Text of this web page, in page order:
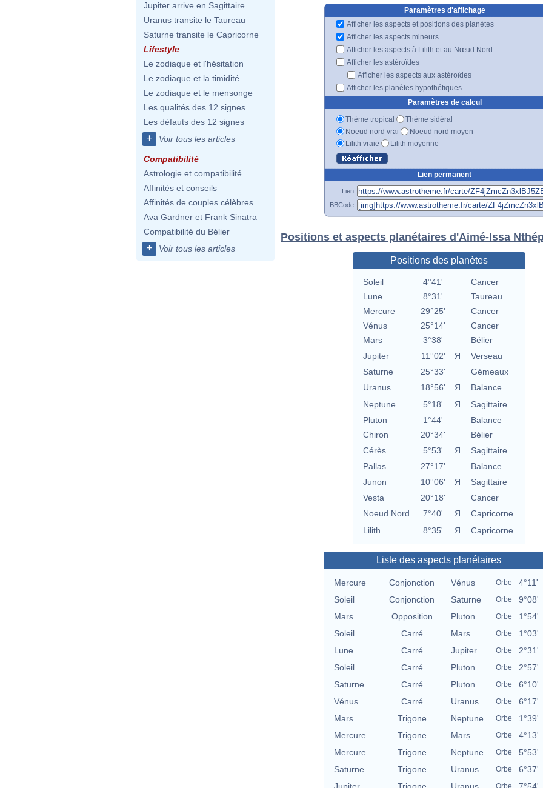
Jupiter arrive en Sagittaire
Uranus transite le Taureau
Saturne transite le Capricorne
Lifestyle
Le zodiaque et l'hésitation
Le zodiaque et la timidité
Le zodiaque et le mensonge
Les qualités des 12 signes
Les défauts des 12 signes
+ Voir tous les articles
Compatibilité
Astrologie et compatibilité
Affinités et conseils
Affinités de couples célèbres
Ava Gardner et Frank Sinatra
Compatibilité du Bélier
+ Voir tous les articles
Paramètres d'affichage
Afficher les aspects et positions des planètes
Afficher les aspects mineurs
Afficher les aspects à Lilith et au Nœud Nord
Afficher les astéroïdes
Afficher les aspects aux astéroïdes
Afficher les planètes hypothétiques
Paramètres de calcul
Thème tropical
Thème sidéral
Noeud nord vrai
Noeud nord moyen
Lilith vraie
Lilith moyenne
Lien permanent
Lien
BBCode
Positions et aspects planétaires d'Aimé-Issa
Positions des planètes
Soleil 4°41'
Cancer
Lune
8°31'
Taureau
Mercure
29°25'
Cancer
Vénus
25°14'
Cancer
Mars
3°38'
Bélier
Jupiter
11°02' Я
Verseau
Saturne
25°33'
Gémeaux
Uranus
18°56' Я
Balance
Neptune
5°18' Я
Sagittaire
Pluton
1°44'
Balance
Chiron
20°34'
Bélier
Cérès
5°53' Я
Sagittaire
Pallas
27°17'
Balance
Junon
10°06' Я
Sagittaire
Vesta
20°18'
Cancer
Noeud Nord
7°40' Я
Capricorne
Lilith
8°35' Я Capricorne
Liste des aspects planétaires
Mercure Conjonction Vénus Orbe
4°11'
Soleil
Conjonction Saturne Orbe
9°08'
Mars
Opposition Pluton Orbe
1°54'
Soleil
Carré Mars Orbe
1°03'
Lune
Carré Jupiter Orbe
2°31'
Soleil
Carré Pluton Orbe
2°57'
Saturne
Carré Pluton Orbe
6°10'
Vénus
Carré Uranus Orbe
6°17'
Mars
Trigone Neptune Orbe
1°39'
Mercure
Trigone Mars Orbe
4°13'
Mercure
Trigone Neptune Orbe
5°53'
Saturne
Trigone Uranus Orbe
6°37'